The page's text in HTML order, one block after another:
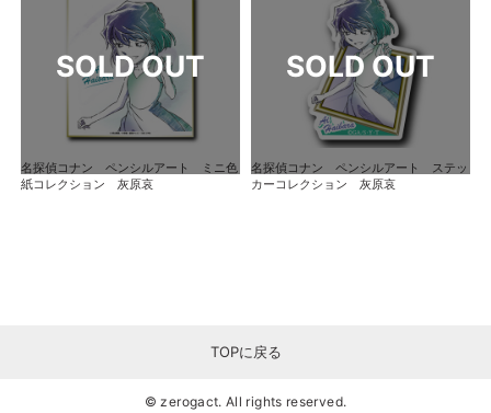
名探偵コナン ペンシルアート ミニ色
紙コレクション 灰原哀
名探偵コナン ペンシルアート ステッ
カーコレクション 灰原哀
TOPに戻る
© zerogact. All rights reserved.